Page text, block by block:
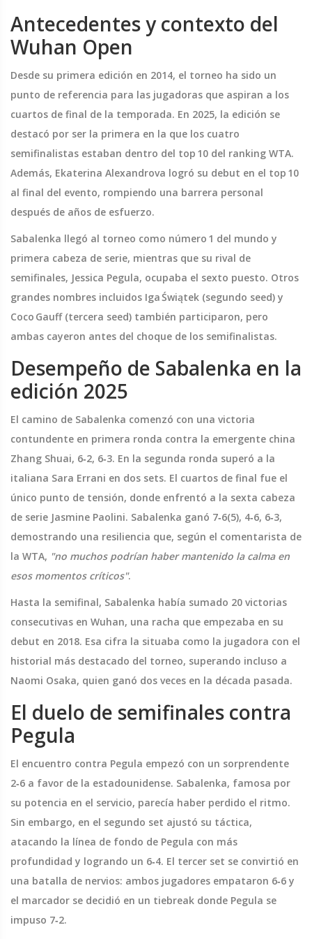
Antecedentes y contexto del
Wuhan Open
Desde su primera edición en 2014, el torneo ha sido un
punto de referencia para las jugadoras que aspiran a los
cuartos de final de la temporada. En 2025, la edición se
destacó por ser la primera en la que los cuatro
semifinalistas estaban dentro del top 10 del ranking WTA.
Además, Ekaterina Alexandrova logró su debut en el top 10
al final del evento, rompiendo una barrera personal
después de años de esfuerzo.
Sabalenka llegó al torneo como número 1 del mundo y
primera cabeza de serie, mientras que su rival de
semifinales, Jessica Pegula, ocupaba el sexto puesto. Otros
grandes nombres incluidos Iga Świątek (segundo seed) y
Coco Gauff (tercera seed) también participaron, pero
ambas cayeron antes del choque de los semifinalistas.
Desempeño de Sabalenka en la
edición 2025
El camino de Sabalenka comenzó con una victoria
contundente en primera ronda contra la emergente china
Zhang Shuai, 6‑2, 6‑3. En la segunda ronda superó a la
italiana Sara Errani en dos sets. El cuartos de final fue el
único punto de tensión, donde enfrentó a la sexta cabeza
de serie Jasmine Paolini. Sabalenka ganó 7‑6(5), 4‑6, 6‑3,
demostrando una resiliencia que, según el comentarista de
la WTA, "no muchos podrían haber mantenido la calma en
esos momentos críticos".
Hasta la semifinal, Sabalenka había sumado 20 victorias
consecutivas en Wuhan, una racha que empezaba en su
debut en 2018. Esa cifra la situaba como la jugadora con el
historial más destacado del torneo, superando incluso a
Naomi Osaka, quien ganó dos veces en la década pasada.
El duelo de semifinales contra
Pegula
El encuentro contra Pegula empezó con un sorprendente
2‑6 a favor de la estadounidense. Sabalenka, famosa por
su potencia en el servicio, parecía haber perdido el ritmo.
Sin embargo, en el segundo set ajustó su táctica,
atacando la línea de fondo de Pegula con más
profundidad y logrando un 6‑4. El tercer set se convirtió en
una batalla de nervios: ambos jugadores empataron 6‑6 y
el marcador se decidió en un tiebreak donde Pegula se
impuso 7‑2.